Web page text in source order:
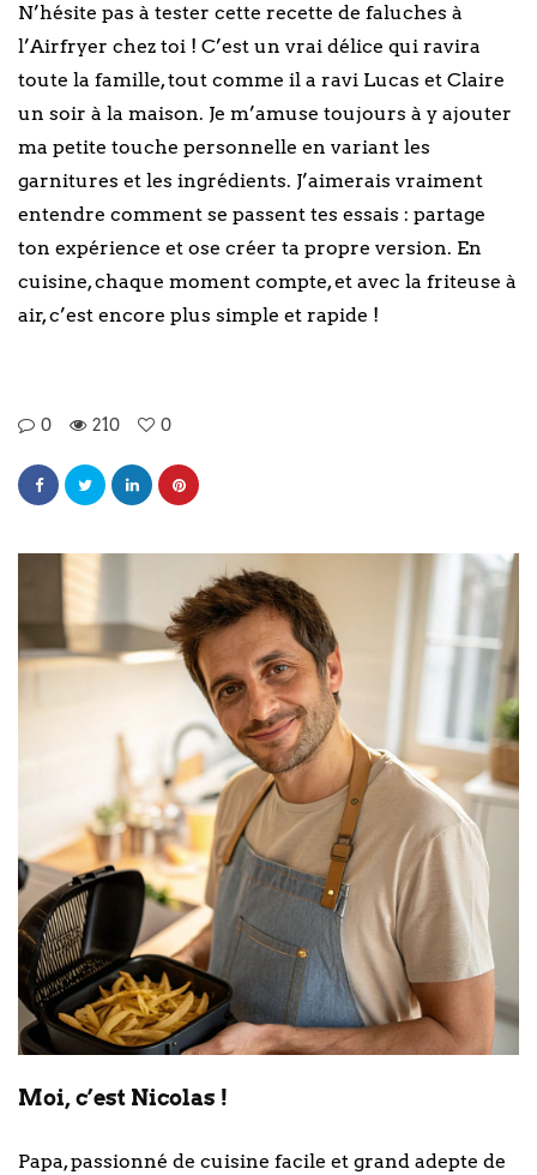
N’hésite pas à tester cette recette de faluches à
l’Airfryer chez toi ! C’est un vrai délice qui ravira
toute la famille, tout comme il a ravi Lucas et Claire
un soir à la maison. Je m’amuse toujours à y ajouter
ma petite touche personnelle en variant les
garnitures et les ingrédients. J’aimerais vraiment
entendre comment se passent tes essais : partage
ton expérience et ose créer ta propre version. En
cuisine, chaque moment compte, et avec la friteuse à
air, c’est encore plus simple et rapide !
0 210 0
Moi, c’est Nicolas !
Papa, passionné de cuisine facile et grand adepte de